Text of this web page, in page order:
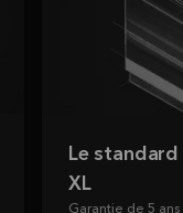
Le
XL
Garantie de 5 ans